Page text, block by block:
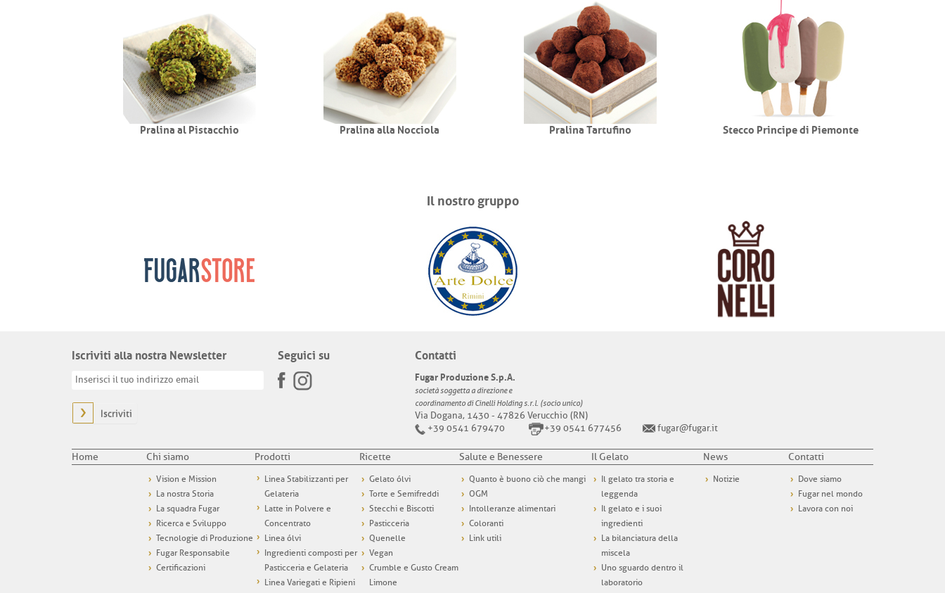
Pralina al Pistacchio Pralina alla Nocciola Pralina Tartufino Stecco Principe di Piemonte
Il nostro gruppo
Iscriviti alla nostra Newsletter
Iscriviti
Seguici su Contatti
Fugar Produzione S.p.A.
società soggetta a direzione e
coordinamento di Cinelli Holding s.r.l. (socio unico)
Via Dogana, 1430 - 47826 Verucchio (RN)
+39 0541 679470
+39 0541 677456 fugar@fugar.it
Home Chi siamo
Vision e Mission
La nostra Storia
La squadra Fugar
Ricerca e Sviluppo
Tecnologie di Produzione
Fugar Responsabile
Certificazioni
Prodotti
Linea Stabilizzanti per
Gelateria
Latte in Polvere e
Concentrato
Linea ólvi
Ingredienti composti per
Pasticceria e Gelateria
Linea Variegati e Ripieni
Ricette
Gelato ólvi
Torte e Semifreddi
Stecchi e Biscotti
Pasticceria
Quenelle
Vegan
Crumble e Gusto Cream
Limone
Salute e Benessere
Quanto è buono ciò che mangi
OGM
Intolleranze alimentari
Coloranti
Link utili
Il Gelato
Il gelato tra storia e
leggenda
Il gelato e i suoi
ingredienti
La bilanciatura della
miscela
Uno sguardo dentro il
laboratorio
News
Notizie
Contatti
Dove siamo
Fugar nel mondo
Lavora con noi